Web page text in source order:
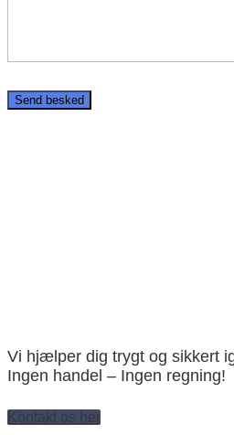
Vi hjælper dig trygt og sikkert
Ingen handel – Ingen regning!
Kontakt os her